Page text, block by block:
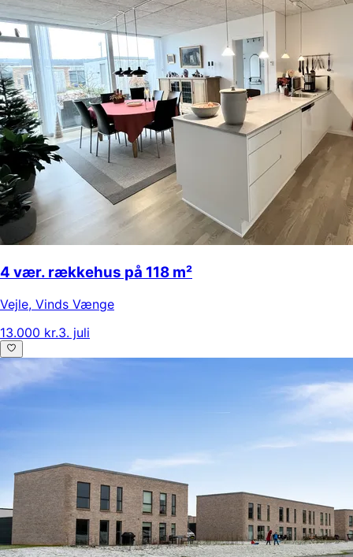
4 vær. rækkehus på 118 m²
Vejle, Vinds Vænge
13.000 kr.3. juli